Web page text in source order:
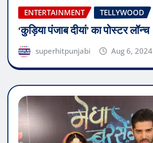
ENTERTAINMENT TELLYWOOD
‘कुड़िया पंजाब दीयां’ का पोस्टर लॉन्च
superhitpunjabi Aug 6, 2024